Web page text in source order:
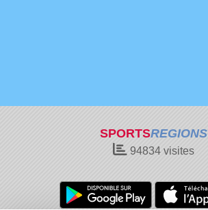
SPORTSREGIONS
94834visites